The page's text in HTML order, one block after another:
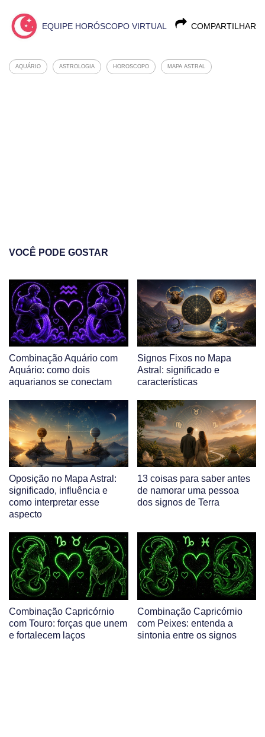
COMPARTILHAR
EQUIPE HORÓSCOPO VIRTUAL
AQUÁRIO ASTROLOGIA HOROSCOPO MAPA ASTRAL
VOCÊ PODE GOSTAR
Combinação Aquário com
Aquário: como dois
aquarianos se conectam
Signos Fixos no Mapa
Astral: significado e
características
Oposição no Mapa Astral:
significado, influência e
como interpretar esse
aspecto
13 coisas para saber antes
de namorar uma pessoa
dos signos de Terra
Combinação Capricórnio
com Touro: forças que unem
e fortalecem laços
Combinação Capricórnio
com Peixes: entenda a
sintonia entre os signos